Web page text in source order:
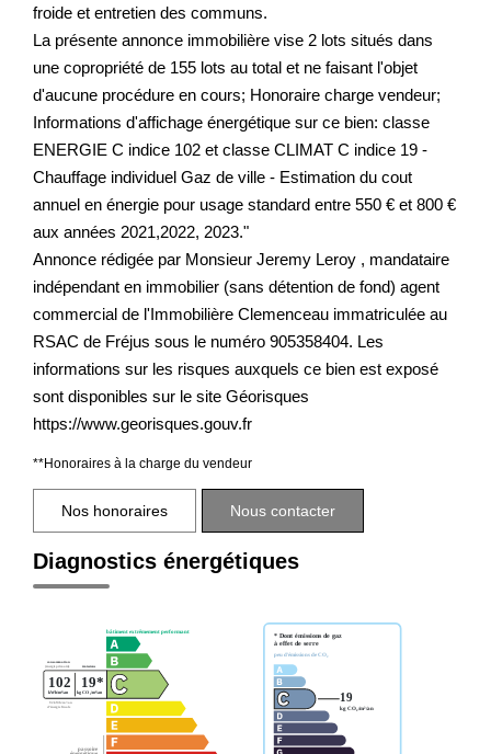
froide et entretien des communs.
La présente annonce immobilière vise 2 lots situés dans
une copropriété de 155 lots au total et ne faisant l'objet
d'aucune procédure en cours; Honoraire charge vendeur;
Informations d'affichage énergétique sur ce bien: classe
ENERGIE C indice 102 et classe CLIMAT C indice 19 -
Chauffage individuel Gaz de ville - Estimation du cout
annuel en énergie pour usage standard entre 550 € et 800 €
aux années 2021,2022, 2023."
Annonce rédigée par Monsieur Jeremy Leroy , mandataire
indépendant en immobilier (sans détention de fond) agent
commercial de l'Immobilière Clemenceau immatriculée au
RSAC de Fréjus sous le numéro 905358404. Les
informations sur les risques auxquels ce bien est exposé
sont disponibles sur le site Géorisques
https://www.georisques.gouv.fr
**Honoraires à la charge du vendeur
Nos honoraires Nous contacter
Diagnostics énergétiques